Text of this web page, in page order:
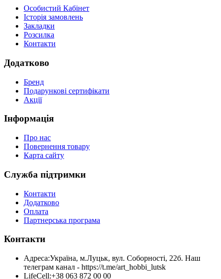
Особистий Кабінет
Історія замовлень
Закладки
Розсилка
Контакти
Додатково
Бренд
Подарункові сертифікати
Акції
Інформація
Про нас
Повернення товару
Карта сайту
Служба підтримки
Контакти
Додатково
Оплата
Партнерська програма
Контакти
Адреса:Україна, м.Луцьк, вул. Соборності, 22б. Наш
телеграм канал - https://t.me/art_hobbi_lutsk
LifeCell:+38 063 872 00 00